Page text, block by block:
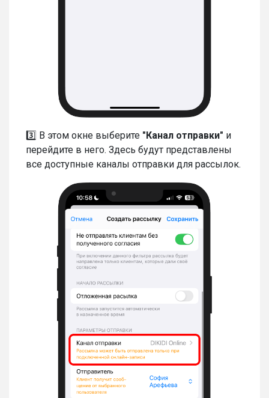
3️⃣ В этом окне выберите "Канал отправки" и
перейдите в него. Здесь будут представлены
все доступные каналы отправки для рассылок.